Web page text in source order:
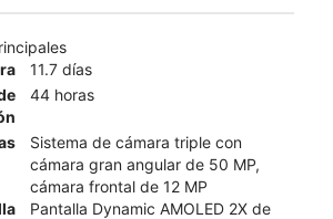
11.7 días
44 horas
Sistema de cámara triple con
cámara gran angular de 50 MP,
cámara frontal de 12 MP
Pantalla Dynamic AMOLED 2X de